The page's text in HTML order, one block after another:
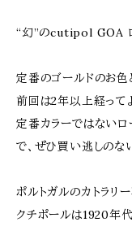
“幻”のcutipol GOA
定番のゴールドのお
前回は2年以上経って
定番カラーではない
で、ぜひ買い逃しのな
ポルトガルのカトラリ
クチポールは1920年